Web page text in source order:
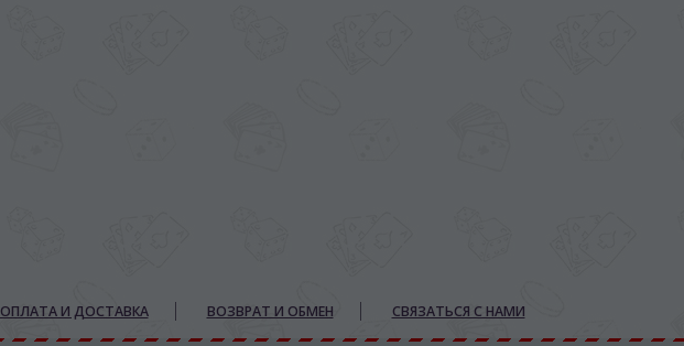
ОПЛАТА И ДОСТАВКА ВОЗВРАТ И ОБМЕН СВЯЗАТЬСЯ С НАМИ